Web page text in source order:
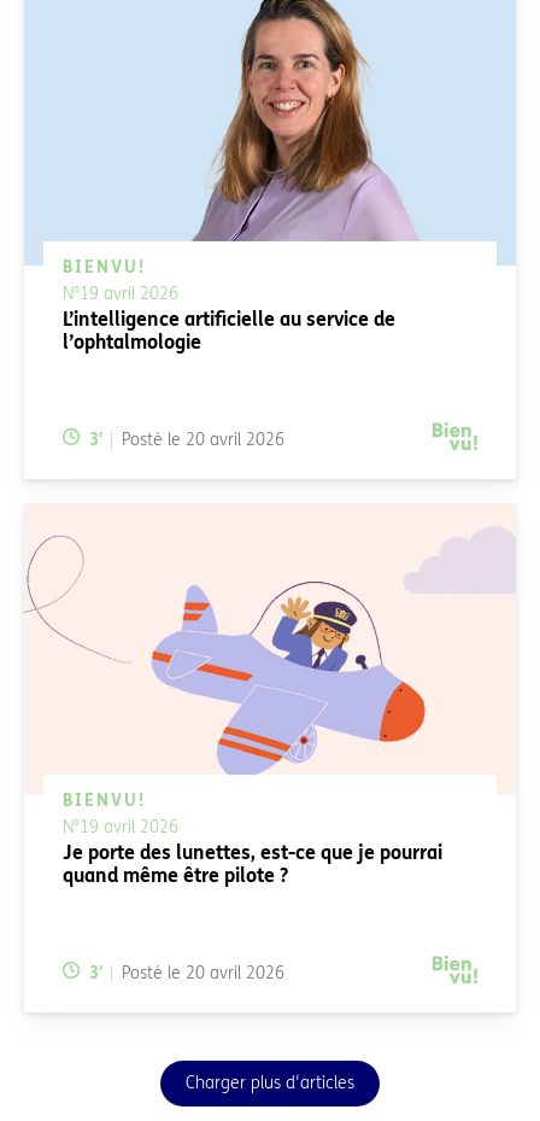
BIENVU!
N°19 avril 2026
L’intelligence artificielle au service de
l’ophtalmologie
Temps de lecture:
3' Posté le 20 avril 2026
BIENVU!
N°19 avril 2026
Je porte des lunettes, est-ce que je pourrai
quand même être pilote ?
Temps de lecture:
3' Posté le 20 avril 2026
Charger plus d'articles